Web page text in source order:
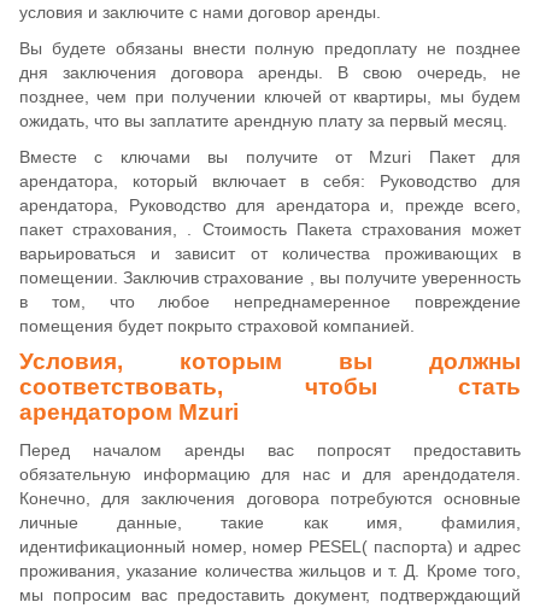
условия и заключите с нами договор аренды.
Вы будете обязаны внести полную предоплату не позднее
дня заключения договора аренды. В свою очередь, не
позднее, чем при получении ключей от квартиры, мы будем
ожидать, что вы заплатите арендную плату за первый месяц.
Вместе с ключами вы получите от Mzuri Пакет для
арендатора, который включает в себя: Руководство для
арендатора, Руководство для арендатора и, прежде всего,
пакет страхования, . Стоимость Пакета страхования может
варьироваться и зависит от количества проживающих в
помещении. Заключив страхование , вы получите уверенность
в том, что любое непреднамеренное повреждение
помещения будет покрыто страховой компанией.
Условия, которым вы должны
соответствовать, чтобы стать
арендатором Mzuri
Перед началом аренды вас попросят предоставить
обязательную информацию для нас и для арендодателя.
Конечно, для заключения договора потребуются основные
личные данные, такие как имя, фамилия,
идентификационный номер, номер PESEL( паспорта) и адрес
проживания, указание количества жильцов и т. Д. Кроме того,
мы попросим вас предоставить документ, подтверждающий